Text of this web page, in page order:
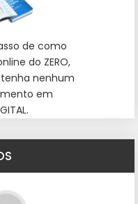
de como
do ZERO,
nenhum
em